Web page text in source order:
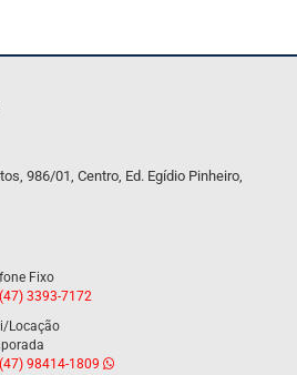
986/01, Centro, Ed. Egídio Pinheiro,
Fixo
3393-7172
Locação
98414-1809